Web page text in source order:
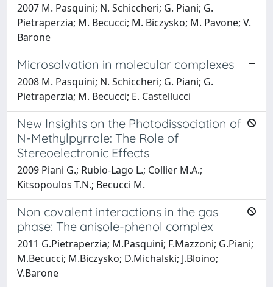
2007 M. Pasquini; N. Schiccheri; G. Piani; G.
Pietraperzia; M. Becucci; M. Biczysko; M. Pavone; V.
Barone
Microsolvation in molecular complexes
2008 M. Pasquini; N. Schiccheri; G. Piani; G.
Pietraperzia; M. Becucci; E. Castellucci
New Insights on the Photodissociation of
N-Methylpyrrole: The Role of
Stereoelectronic Effects
2009 Piani G.; Rubio-Lago L.; Collier M.A.;
Kitsopoulos T.N.; Becucci M.
Non covalent interactions in the gas
phase: The anisole-phenol complex
2011 G.Pietraperzia; M.Pasquini; F.Mazzoni; G.Piani;
M.Becucci; M.Biczysko; D.Michalski; J.Bloino;
V.Barone